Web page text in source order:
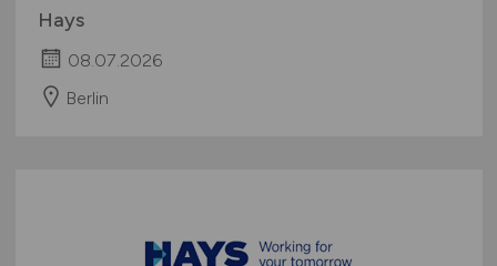
Hays
08.07.2026
Berlin